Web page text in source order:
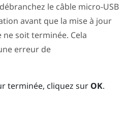
le câble micro-USB
avant que la mise à jour
soit terminée. Cela
erreur de
terminée, cliquez sur OK.